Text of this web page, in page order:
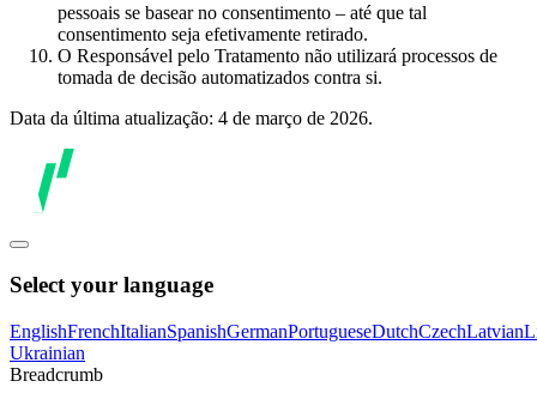
pessoais se basear no consentimento – até que tal
consentimento seja efetivamente retirado.
O Responsável pelo Tratamento não utilizará processos de
tomada de decisão automatizados contra si.
Data da última atualização: 4 de março de 2026.
Select your language
EnglishFrenchItalianSpanishGermanPortugueseDutchCzechLatvian
Ukrainian
Breadcrumb